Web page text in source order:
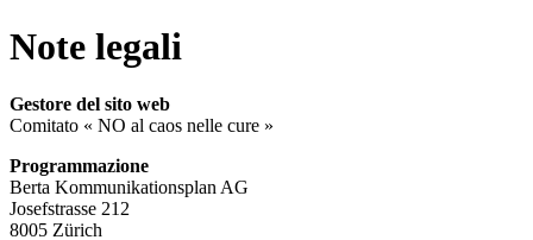
Note legali
Gestore del sito web
Comitato « NO al caos nelle cure »
Programmazione
Berta Kommunikationsplan AG
Josefstrasse 212
8005 Zürich